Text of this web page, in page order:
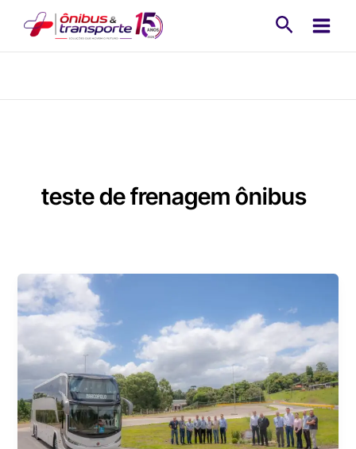
teste de frenagem ônibus